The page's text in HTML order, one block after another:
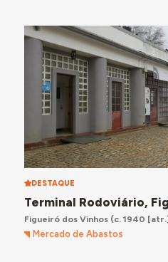
DESTAQUE
Terminal Rodoviário,
Figueiró dos Vinhos(c. 1940
Mercado de Abastos